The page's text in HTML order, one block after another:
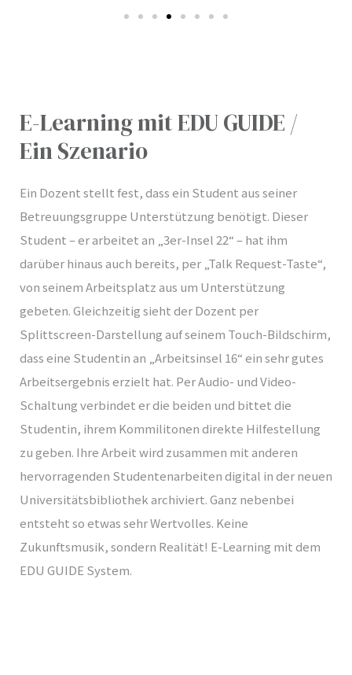
E-Learning mit EDU GUIDE /
Ein Szenario
Ein Dozent stellt fest, dass ein Student aus seiner
Betreuungsgruppe Unterstützung benötigt. Dieser
Student – er arbeitet an „3er-Insel 22“ – hat ihm
darüber hinaus auch bereits, per „Talk Request-Taste“,
von seinem Arbeitsplatz aus um Unterstützung
gebeten. Gleichzeitig sieht der Dozent per
Splittscreen-Darstellung auf seinem Touch-Bildschirm,
dass eine Studentin an „Arbeitsinsel 16“ ein sehr gutes
Arbeitsergebnis erzielt hat. Per Audio- und Video-
Schaltung verbindet er die beiden und bittet die
Studentin, ihrem Kommilitonen direkte Hilfestellung
zu geben. Ihre Arbeit wird zusammen mit anderen
hervorragenden Studentenarbeiten digital in der neuen
Universitätsbibliothek archiviert. Ganz nebenbei
entsteht so etwas sehr Wertvolles. Keine
Zukunftsmusik, sondern Realität! E-Learning mit dem
EDU GUIDE System.